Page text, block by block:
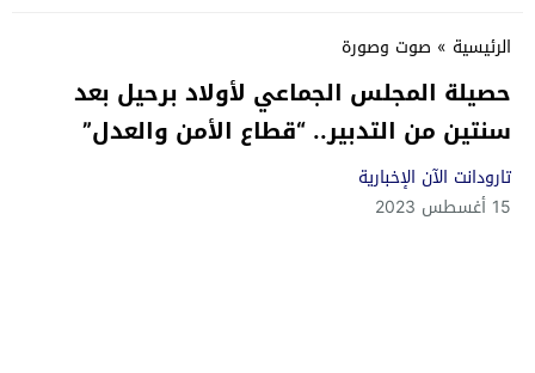
الرئيسية » صوت وصورة
حصيلة المجلس الجماعي لأولاد برحيل بعد
سنتين من التدبير.. “قطاع الأمن والعدل”
تارودانت الآن الإخبارية
15 أغسطس 2023